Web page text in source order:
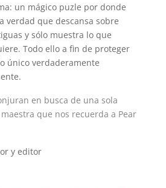
un mágico puzle por donde
verdad que descansa sobre
y sólo muestra lo que
Todo ello a fin de proteger
único verdaderamente
en busca de una sola
que nos recuerda a Pear
y editor